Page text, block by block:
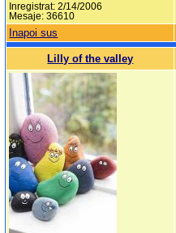
Inregistrat: 2/14/2006
Mesaje: 36610
Inapoi sus
Lilly of the valley